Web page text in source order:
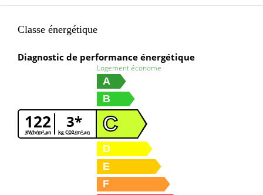
Classe énergétique
Diagnostic de performance énergétique
122
KWh/m².an
3*
kg CO2/m².an
Logement économe
A
B
C
D
E
F